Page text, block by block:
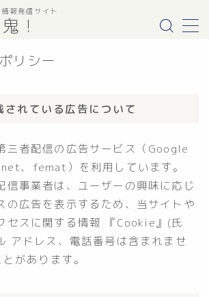
！
報発信サイト
ス生命
リシー
されている広告について
三者配信の広告サービス（Google
、femat）を利用しています。
信事業者は、ユーザーの興味に応じ
の広告を表示するため、当サイトや
セスに関する情報 『Cookie』(氏
アドレス、電話番号は含まれませ
があります。